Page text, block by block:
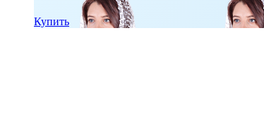
Купить